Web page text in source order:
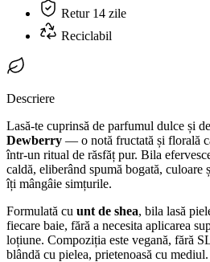
Retur 14 zile
Reciclabil
Descriere
Lasă-te cuprinsă de parfumul dulce și
Dewberry — o notă fructată și florală
într-un ritual de răsfăț pur. Bila
caldă, eliberând spumă bogată, culoare
îți mângâie simțurile.
Formulată cu unt de shea, bila lasă
fiecare baie, fără a necesita aplicarea
loțiune. Compoziția este vegană, fără
blândă cu pielea, prietenoasă cu mediul.